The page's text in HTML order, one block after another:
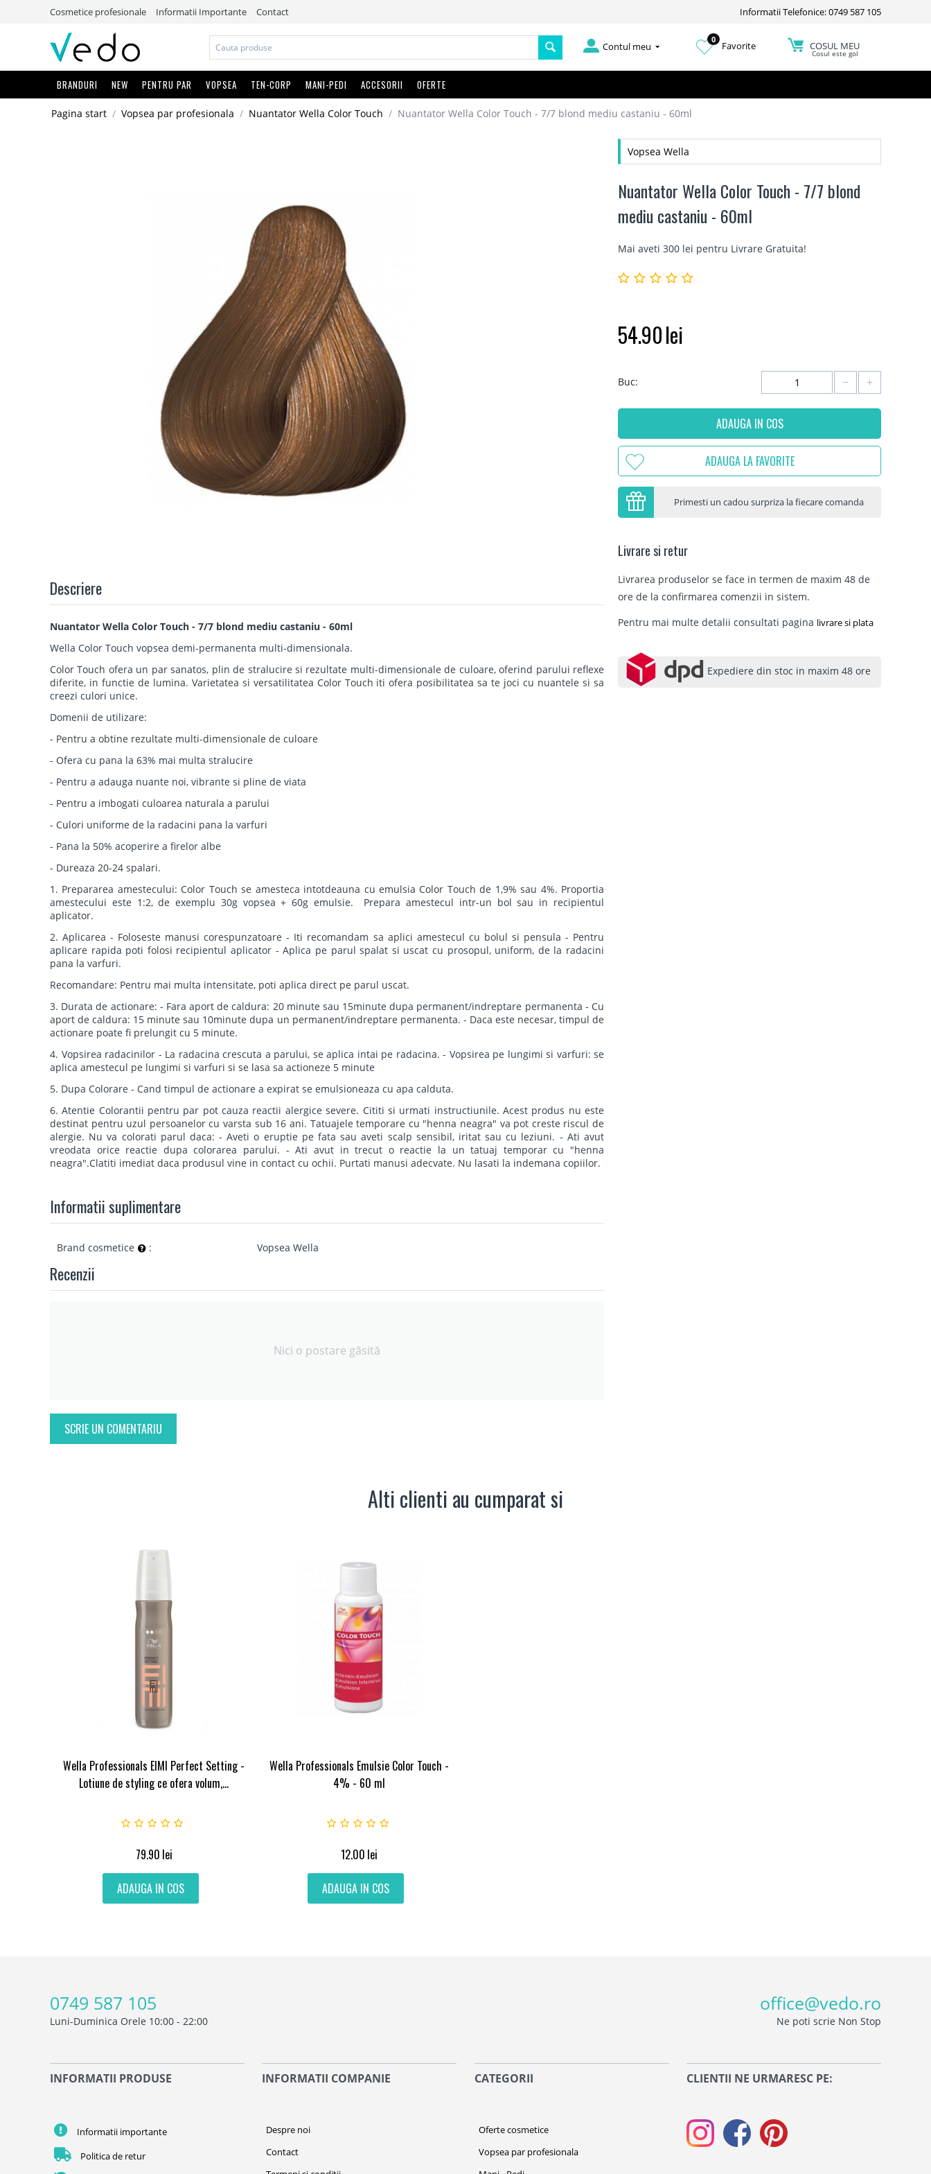
Cosmetice profesionale Informatii Importante Contact Informatii Telefonice: 0749 587 105
Contul meu
0
Favorite COSUL MEU
Cosul este gol
BRANDURI NEW PENTRU PAR VOPSEA TEN-CORP MANI-PEDI ACCESORII OFERTE
Pagina start / Vopsea par profesionala / Nuantator Wella Color Touch / Nuantator Wella Color Touch - 7/7 blond mediu castaniu - 60ml
Descriere
Nuantator Wella Color Touch - 7/7 blond mediu castaniu - 60ml
Wella Color Touch vopsea demi-permanenta multi-dimensionala.
Color Touch ofera un par sanatos, plin de stralucire si rezultate multi-dimensionale de culoare, oferind parului reflexe
diferite, in functie de lumina. Varietatea si versatilitatea Color Touch iti ofera posibilitatea sa te joci cu nuantele si sa
creezi culori unice.
Domenii de utilizare:
- Pentru a obtine rezultate multi-dimensionale de culoare
- Ofera cu pana la 63% mai multa stralucire
- Pentru a adauga nuante noi, vibrante si pline de viata
- Pentru a imbogati culoarea naturala a parului
- Culori uniforme de la radacini pana la varfuri
- Pana la 50% acoperire a firelor albe
- Dureaza 20-24 spalari.
1. Prepararea amestecului: Color Touch se amesteca intotdeauna cu emulsia Color Touch de 1,9% sau 4%. Proportia
amestecului este 1:2, de exemplu 30g vopsea + 60g emulsie. Prepara amestecul intr-un bol sau in recipientul
aplicator.
2. Aplicarea - Foloseste manusi corespunzatoare - Iti recomandam sa aplici amestecul cu bolul si pensula - Pentru
aplicare rapida poti folosi recipientul aplicator - Aplica pe parul spalat si uscat cu prosopul, uniform, de la radacini
pana la varfuri.
Recomandare: Pentru mai multa intensitate, poti aplica direct pe parul uscat.
3. Durata de actionare: - Fara aport de caldura: 20 minute sau 15minute dupa permanent/indreptare permanenta - Cu
aport de caldura: 15 minute sau 10minute dupa un permanent/indreptare permanenta. - Daca este necesar, timpul de
actionare poate fi prelungit cu 5 minute.
4. Vopsirea radacinilor - La radacina crescuta a parului, se aplica intai pe radacina. - Vopsirea pe lungimi si varfuri: se
aplica amestecul pe lungimi si varfuri si se lasa sa actioneze 5 minute
5. Dupa Colorare - Cand timpul de actionare a expirat se emulsioneaza cu apa calduta.
6. Atentie Colorantii pentru par pot cauza reactii alergice severe. Cititi si urmati instructiunile. Acest produs nu este
destinat pentru uzul persoanelor cu varsta sub 16 ani. Tatuajele temporare cu "henna neagra" va pot creste riscul de
alergie. Nu va colorati parul daca: - Aveti o eruptie pe fata sau aveti scalp sensibil, iritat sau cu leziuni. - Ati avut
vreodata orice reactie dupa colorarea parului. - Ati avut in trecut o reactie la un tatuaj temporar cu "henna
neagra".Clatiti imediat daca produsul vine in contact cu ochii. Purtati manusi adecvate. Nu lasati la indemana copiilor.
Informatii suplimentare
Brand cosmetice : Vopsea Wella
Recenzii
Nici o postare găsită
SCRIE UN COMENTARIU
Vopsea Wella
Nuantator Wella Color Touch - 7/7 blond
mediu castaniu - 60ml
Mai aveti 300 lei pentru Livrare Gratuita!
54.90lei
Buc: +
−
ADAUGA IN COS
ADAUGA LA FAVORITE
Primesti un cadou surpriza la fiecare comanda
Livrare si retur
Livrarea produselor se face in termen de maxim 48 de
ore de la confirmarea comenzii in sistem.
Pentru mai multe detalii consultati pagina livrare si plata
Expediere din stoc in maxim 48 ore
Alti clienti au cumparat si
Wella Professionals EIMI Perfect Setting -
Lotiune de styling ce ofera volum,...
79.90 lei
ADAUGA IN COS
Wella Professionals Emulsie Color Touch -
4% - 60 ml
12.00 lei
ADAUGA IN COS
0749 587 105
Luni-Duminica Orele 10:00 - 22:00
office@vedo.ro
Ne poti scrie Non Stop
INFORMATII PRODUSE
Informatii importante
Politica de retur
INFORMATII COMPANIE
Despre noi
Contact
CATEGORII
Oferte cosmetice
Vopsea par profesionala
CLIENTII NE URMARESC PE: